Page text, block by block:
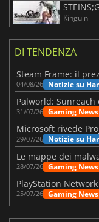
Kinguin
DI TENDENZA
04/08/26 Notizie su
31/07/26 Gaming News
Microsoft rivede
29/07/26 Notizie su
28/07/26 Gaming News
25/07/26 Gaming News